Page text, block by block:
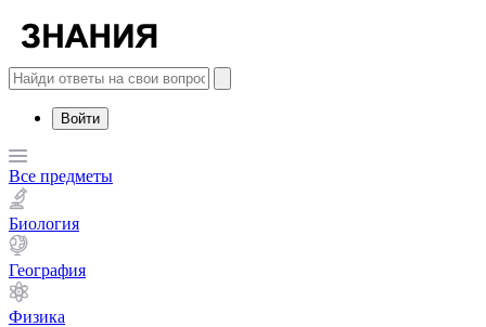
Войти
Все предметы
Биология
География
Физика